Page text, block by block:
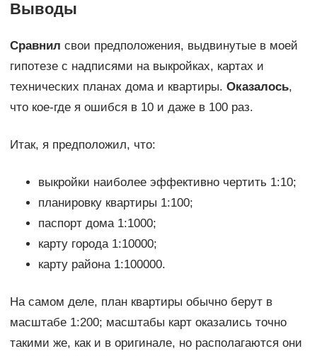
Выводы
Сравнил свои предположения, выдвинутые в моей
гипотезе с надписями на выкройках, картах и
технических планах дома и квартиры. Оказалось,
что кое-где я ошибся в 10 и даже в 100 раз.
Итак, я предположил, что:
выкройки наиболее эффективно чертить 1:10;
планировку квартиры 1:100;
паспорт дома 1:1000;
карту города 1:10000;
карту района 1:100000.
На самом деле, план квартиры обычно берут в
масштабе 1:200; масштабы карт оказались точно
такими же, как и в оригинале, но располагаются они